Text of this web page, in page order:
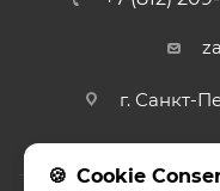
г. Санкт-
Cookie